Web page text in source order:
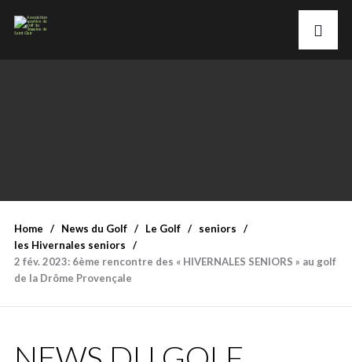
Home News du Golf Le Golf
seniors
les Hivernales seniors
2 fév. 2023: 6ème rencontre des « HIVERNALES SENIORS » au golf
de la Drôme Provençale